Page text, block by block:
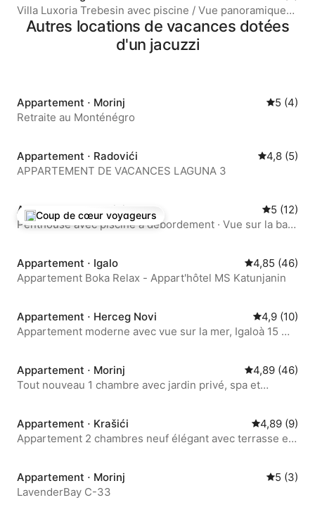
Villa Luxoria Trebesin avec piscine / Vue panoramique
sur la mer
Autres locations de vacances dotées
d'un jacuzzi
Appartement ⋅ Morinj
5 (4)
Retraite au Monténégro
Appartement ⋅ Radovići Évaluation
4,8 (5)
APPARTEMENT DE VACANCES LAGUNA 3
Coups de cœur voyageurs les plus appréciés
Coup de cœur voyageurs
Appartement ⋅ Morinj
5 (12)
Penthouse avec piscine à débordement · Vue sur la baie
Appartement ⋅ Igalo
Évaluation
4,85 (46)
Appartement Boka Relax - Appart'hôtel MS Katunjanin
Appartement ⋅ Herceg Novi Évaluation
4,9 (10)
Appartement moderne avec vue sur la mer, Igaloà 15 m
Appartement ⋅ Morinj
Évaluation
4,89 (46)
Tout nouveau 1 chambre avec jardin privé, spa et
Appartement ⋅ Krašići
Évaluation
4,89 (9)
Appartement 2 chambres neuf élégant avec terrasse et
Appartement ⋅ Morinj
5 (3)
LavenderBay C-33